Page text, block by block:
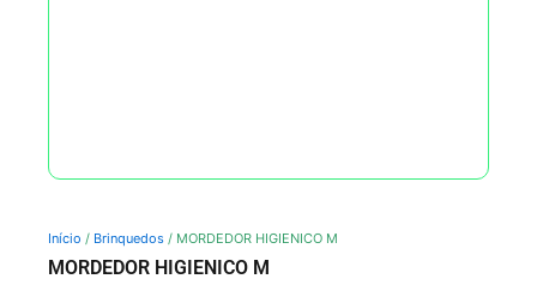
Início / Brinquedos / MORDEDOR HIGIENICO M
MORDEDOR HIGIENICO M